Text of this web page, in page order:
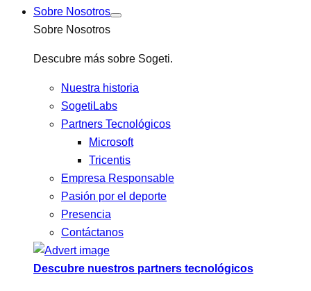
Sobre Nosotros
Sobre Nosotros
Descubre más sobre Sogeti.
Nuestra historia
SogetiLabs
Partners Tecnológicos
Microsoft
Tricentis
Empresa Responsable
Pasión por el deporte
Presencia
Contáctanos
Descubre nuestros partners tecnológicos